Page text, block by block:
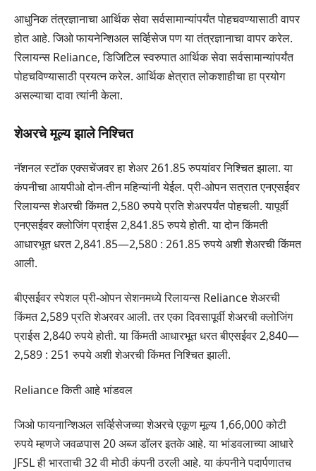
आधुनिक तंत्रज्ञानाचा आर्थिक सेवा सर्वसामान्यांपर्यंत पोहचवण्यासाठी वापर
होत आहे. जिओ फायनेन्शिअल सर्व्हिसेज पण या तंत्रज्ञानाचा वापर करेल.
रिलायन्स Reliance, डिजिटिल स्वरुपात आर्थिक सेवा सर्वसामान्यांपर्यंत
पोहचविण्यासाठी प्रयत्न करेल. आर्थिक क्षेत्रात लोकशाहीचा हा प्रयोग
असल्याचा दावा त्यांनी केला.
शेअरचे मूल्य झाले निश्चित
नॅशनल स्टॉक एक्सचेंजवर हा शेअर 261.85 रुपयांवर निश्चित झाला. या
कंपनीचा आयपीओ दोन-तीन महिन्यांनी येईल. प्री-ओपन सत्रात एनएसईवर
रिलायन्स शेअरची किंमत 2,580 रुपये प्रति शेअरपर्यंत पोहचली. यापूर्वी
एनएसईवर क्लोजिंग प्राईस 2,841.85 रुपये होती. या दोन किंमती
आधारभूत धरत 2,841.85—2,580 : 261.85 रुपये अशी शेअरची किंमत
आली.
बीएसईवर स्पेशल प्री-ओपन सेशनमध्ये रिलायन्स Reliance शेअरची
किंमत 2,589 प्रति शेअरवर आली. तर एका दिवसापूर्वी शेअरची क्लोजिंग
प्राईस 2,840 रुपये होती. या किंमती आधारभूत धरत बीएसईवर 2,840—
2,589 : 251 रुपये अशी शेअरची किंमत निश्चित झाली.
Reliance किती आहे भांडवल
जिओ फायनान्शिअल सर्व्हिसेजच्या शेअरचे एकूण मूल्य 1,66,000 कोटी
रुपये म्हणजे जवळपास 20 अब्ज डॉलर इतके आहे. या भांडवलाच्या आधारे
JFSL ही भारताची 32 वी मोठी कंपनी ठरली आहे. या कंपनीने पदार्पणातच